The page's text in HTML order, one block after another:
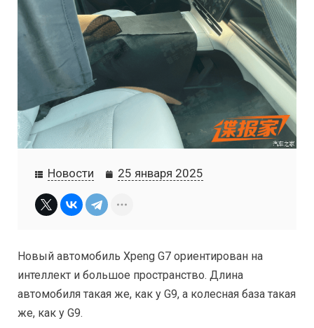
Новости 25 января 2025
Новый автомобиль Xpeng G7 ориентирован на
интеллект и большое пространство. Длина
автомобиля такая же, как у G9, а колесная база такая
же, как у G9.